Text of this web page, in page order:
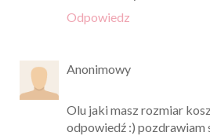
Odpowiedz
Anonimowy
Olu jaki masz rozmiar
odpowiedź :) pozdrawiam